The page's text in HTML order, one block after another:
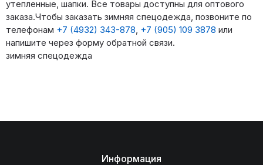
утепленные, шапки. Все товары доступны для оптового
заказа.Чтобы заказать зимняя спецодежда, позвоните по
телефонам +7 (4932) 343-878 +7 (905) 109 3878 или
напишите через форму обратной связи.
зимняя спецодежда
Информация